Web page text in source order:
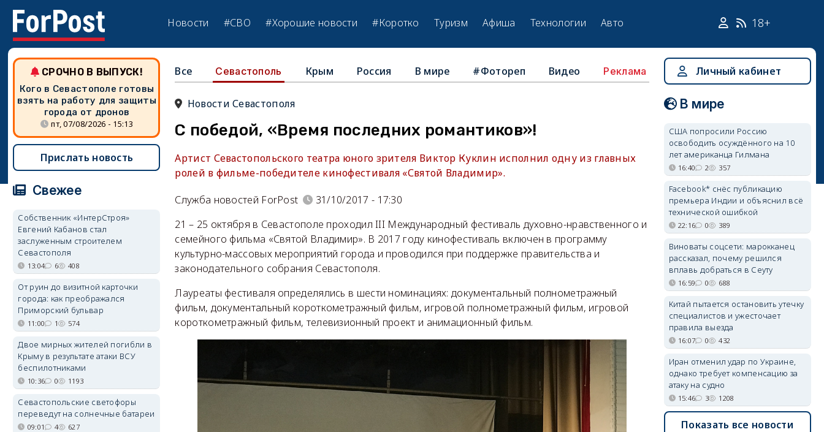
Новости #СВО #Хорошие новости #Коротко Туризм Афиша Технологии Авто 18+
Все Севастополь Крым Россия В мире #Фотореп Видео Реклама
Новости Севастополя
С победой, «Время последних романтиков»!
Артист Севастопольского театра юного зрителя Виктор Куклин исполнил одну из главных
ролей в фильме-победителе кинофестиваля «Святой Владимир».
Служба новостей ForPost
31/10/2017 - 17:30
21 – 25 октября в Севастополе проходил III Международный фестиваль духовно-нравственного и
семейного фильма «Святой Владимир». В 2017 году кинофестиваль включен в программу
культурно-массовых мероприятий города и проводился при поддержке правительства и
законодательного собрания Севастополя.
Лауреаты фестиваля определялись в шести номинациях: документальный полнометражный
фильм, документальный короткометражный фильм, игровой полнометражный фильм, игровой
короткометражный фильм, телевизионный проект и анимационный фильм.
СРОЧНО В ВЫПУСК!
Кого в Севастополе готовы
взять на работу для защиты
города от дронов
пт, 07/08/2026 - 15:13
Прислать новость
Свежее
Собственник «ИнтерСтроя»
Евгений Кабанов стал
заслуженным строителем
Севастополя
13:04 6 408
От руин до визитной карточки
города: как преображался
Приморский бульвар
11:00 1 574
Двое мирных жителей погибли в
Крыму в результате атаки ВСУ
беспилотниками
10:36 0 1193
Севастопольские светофоры
переведут на солнечные батареи
09:01 4 627
Личный кабинет
В мире
США попросили Россию
освободить осуждённого на 10
лет американца Гилмана
16:40 2 357
Facebook* снёс публикацию
премьера Индии и объяснил всё
технической ошибкой
22:16 0 389
Виноваты соцсети: марокканец
рассказал, почему решился
вплавь добраться в Сеуту
16:59 0 688
Китай пытается остановить утечку
специалистов и ужесточает
правила выезда
16:07 0 432
Иран отменил удар по Украине,
однако требует компенсацию за
атаку на судно
15:46 3 1208
Показать все новости